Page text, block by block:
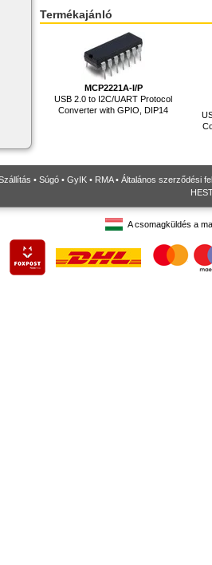
Termékajánló
MCP2221A-I/P
USB 2.0 to I2C/UART Protocol
Converter with GPIO, DIP14
• Súgó • GyIK • RMA• Általános szerződési
A csomagküldés a